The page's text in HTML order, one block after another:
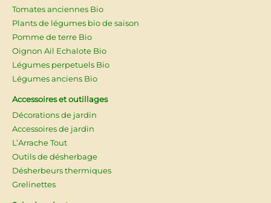
Tomates anciennes Bio
Plants de légumes bio de saison
Pomme de terre Bio
Oignon Ail Echalote Bio
Légumes perpetuels Bio
Légumes anciens Bio
Accessoires et outillages
Décorations de jardin
Accessoires de jardin
L’Arrache Tout
Outils de désherbage
Désherbeurs thermiques
Grelinettes